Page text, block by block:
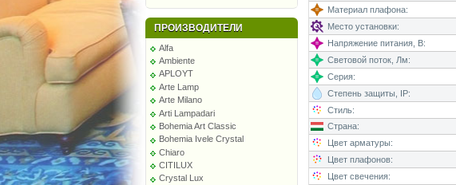
ПРОИЗВОДИТЕЛИ
Alfa
Ambiente
APLOYT
Arte Lamp
Arte Milano
Arti Lampadari
Bohemia Art Classic
Bohemia Ivele Crystal
Chiaro
CITILUX
Crystal Lux
Материал плафона:
Место установки:
Напряжение питания, В:
Световой поток, Лм:
Серия:
Степень защиты, IP:
Стиль:
Страна:
Цвет арматуры:
Цвет плафонов:
Цвет свечения: